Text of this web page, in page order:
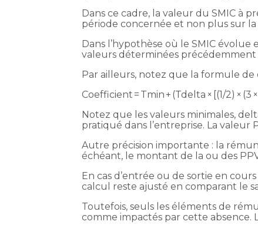
Dans ce cadre, la valeur du SMIC à
période concernée et non plus sur
Dans l’hypothèse où le SMIC
valeurs déterminées
Par ailleurs, notez que la formule de
Coefficient = Tmin + (Tdelta × [(1/2) ×
Notez que les valeurs minimales,
pratiqué dans l’entreprise. La valeur
Autre précision importante : la
échéant, le montant de la ou des
En cas d’entrée ou de sortie en
calcul reste ajusté en comparant le
Toutefois, seuls les éléments de
comme impactés par cette absence.